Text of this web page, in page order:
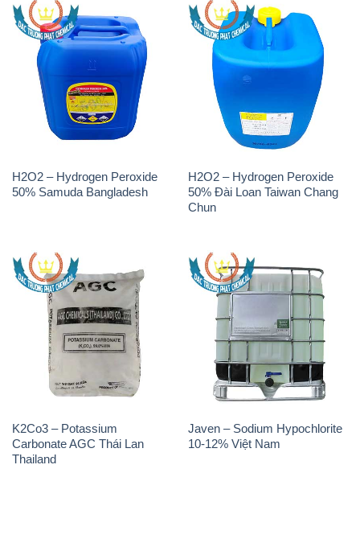
H2O2 – Hydrogen Peroxide
50% Samuda Bangladesh
H2O2 – Hydrogen Peroxide
50% Đài Loan Taiwan Chang
Chun
K2Co3 – Potassium
Carbonate AGC Thái Lan
Thailand
Javen – Sodium Hypochlorite
10-12% Việt Nam